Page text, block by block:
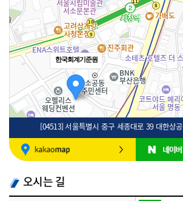
한국회계기준원
[04513] 서울특별시 중구 세종대로 39 대한상
오시는 길